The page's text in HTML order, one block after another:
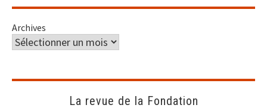
Archives
La revue de la Fondation